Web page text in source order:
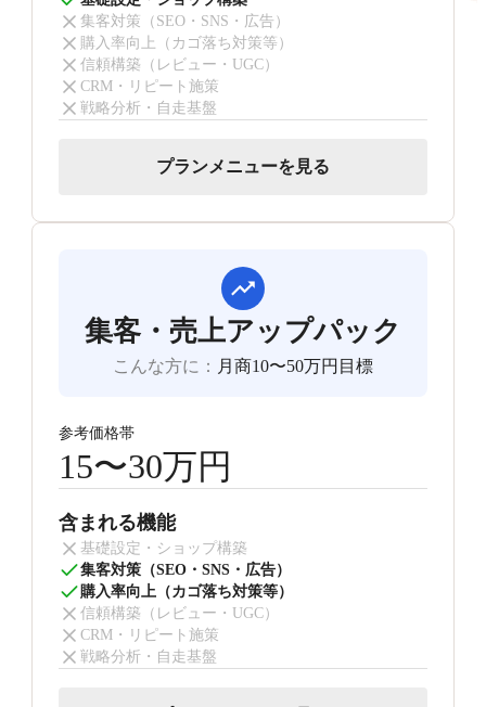
集客対策（SEO・SNS・広告）
購入率向上（カゴ落ち対策等）
信頼構築（レビュー・UGC）
CRM・リピート施策
戦略分析・自走基盤
プランメニューを見る
集客・売上アップパック
こんな方に ： 月商10〜50万円目標
参考価格帯
15〜30万円
含まれる機能
基礎設定・ショップ構築
集客対策（SEO・SNS・広告）
購入率向上（カゴ落ち対策等）
信頼構築（レビュー・UGC）
CRM・リピート施策
戦略分析・自走基盤